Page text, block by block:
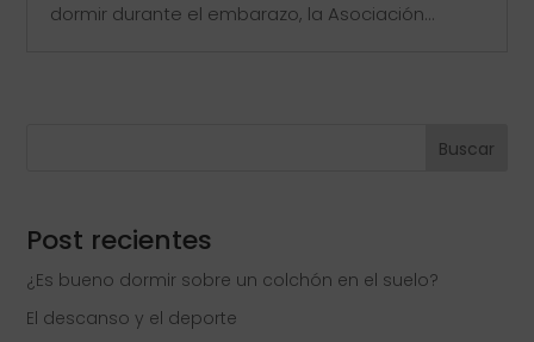
dormir durante el embarazo, la Asociación...
Buscar
Post recientes
¿Es bueno dormir sobre un colchón en el suelo?
El descanso y el deporte